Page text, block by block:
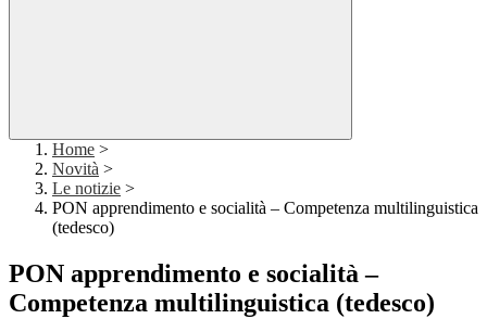
Home >
Novità >
Le notizie >
PON apprendimento e socialità – Competenza multilinguistica
(tedesco)
PON apprendimento e socialità –
Competenza multilinguistica (tedesco)